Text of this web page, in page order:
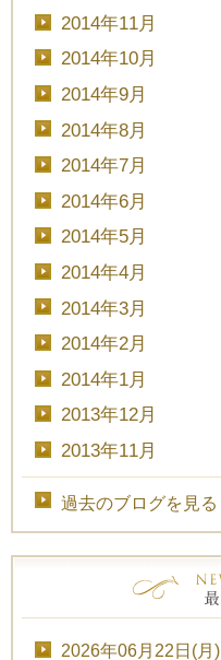
2014年11月
2014年10月
2014年9月
2014年8月
2014年7月
2014年6月
2014年5月
2014年4月
2014年3月
2014年2月
2014年1月
2013年12月
2013年11月
過去のブログを見る
2026年06月22日(月)